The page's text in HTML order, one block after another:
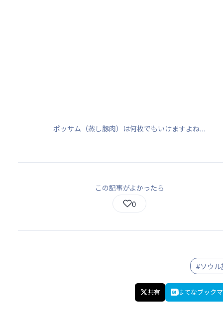
ポッサム（蒸し豚肉）は何枚でもいけますよね...
この記事がよかったら
0
#ソウル
共有 はてなブック